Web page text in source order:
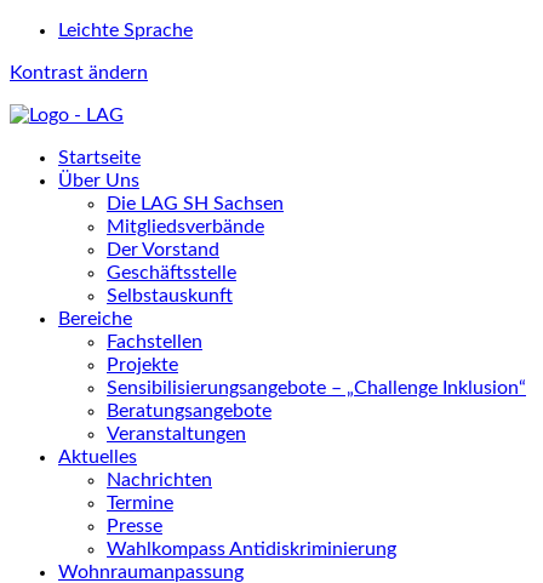
Leichte Sprache
Kontrast ändern
Startseite
Über Uns
Die LAG SH Sachsen
Mitgliedsverbände
Der Vorstand
Geschäftsstelle
Selbstauskunft
Bereiche
Fachstellen
Projekte
Sensibilisierungsangebote – „Challenge Inklusion“
Beratungsangebote
Veranstaltungen
Aktuelles
Nachrichten
Termine
Presse
Wahlkompass Antidiskriminierung
Wohnraumanpassung